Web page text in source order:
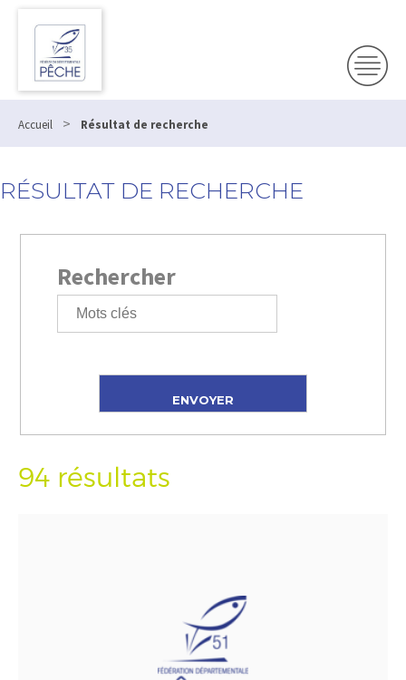
Accueil > Résultat de recherche
RÉSULTAT DE RECHERCHE
Rechercher
94 résultats